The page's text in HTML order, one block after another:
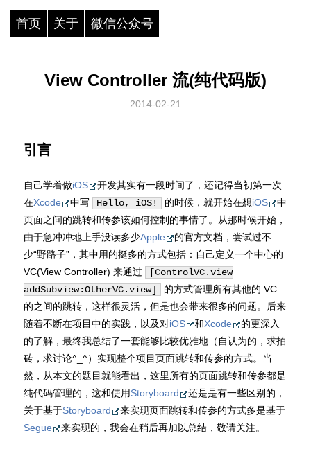
首页 关于 微信公众号
View Controller 流(纯代码版)
2014-02-21
引言
自己学着做iOS
开发其实有一段时间了，还记得当初第一次
在Xcode 中写 Hello, iOS! 的时候，就开始在想iOS
中
页面之间的跳转和传参该如何控制的事情了。从那时候开始，
由于急冲冲地上手没读多少Apple
的官方文档，尝试过不
少“野路子”，其中用的挺多的方式包括：自己定义一个中心的
VC(View Controller) 来通过
[ControlVC.view
addSubview:OtherVC.view]
的方式管理所有其他的 VC
的之间的跳转，这样很灵活，但是也会带来很多的问题。后来
随着不断在项目中的实践，以及对iOS 和Xcode
的更深入
的了解，最终我总结了一套能够比较优雅地（自认为的，求拍
砖，求讨论^_^）实现整个项目页面跳转和传参的方式。当
然，从本文的题目就能看出，这里所有的页面跳转和传参都是
纯代码管理的，这和使用Storyboard
还是是有一些区别的，
关于基于Storyboard
来实现页面跳转和传参的方式多是基于
Segue
来实现的，我会在稍后再加以总结，敬请关注。